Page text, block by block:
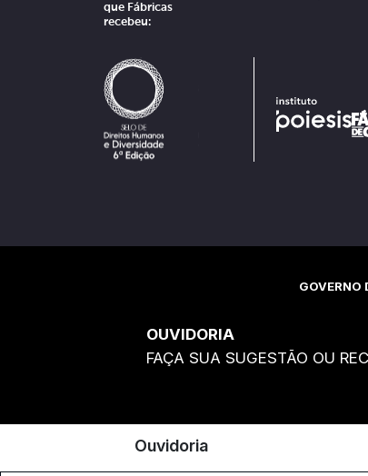
que Fábricas
recebeu:
GOVERNO
OUVIDORIA
FAÇA SUA SUGESTÃO OU
Ouvidoria